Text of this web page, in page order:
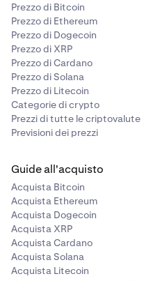
Prezzo di Bitcoin
Prezzo di Ethereum
Prezzo di Dogecoin
Prezzo di XRP
Prezzo di Cardano
Prezzo di Solana
Prezzo di Litecoin
Categorie di crypto
Prezzi di tutte le criptovalute
Previsioni dei prezzi
Guide all'acquisto
Acquista Bitcoin
Acquista Ethereum
Acquista Dogecoin
Acquista XRP
Acquista Cardano
Acquista Solana
Acquista Litecoin